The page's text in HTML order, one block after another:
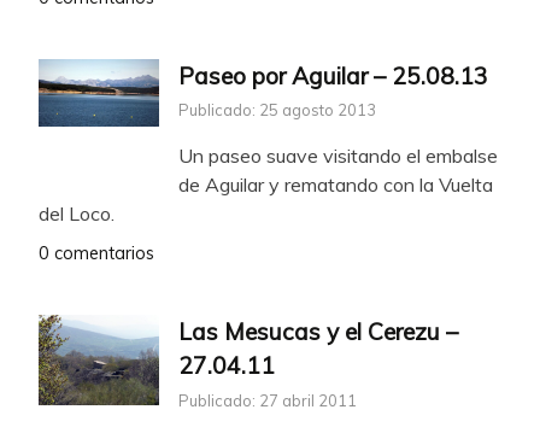
Paseo por Aguilar – 25.08.13
Publicado: 25 agosto 2013
Un paseo suave visitando el embalse
de Aguilar y rematando con la Vuelta
del Loco.
0 comentarios
Las Mesucas y el Cerezu –
27.04.11
Publicado: 27 abril 2011